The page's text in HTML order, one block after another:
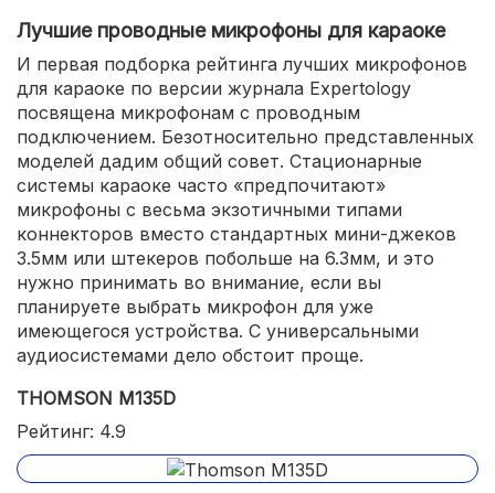
Лучшие проводные микрофоны для караоке
И первая подборка рейтинга лучших микрофонов
для караоке по версии журнала Expertology
посвящена микрофонам с проводным
подключением. Безотносительно представленных
моделей дадим общий совет. Стационарные
системы караоке часто «предпочитают»
микрофоны с весьма экзотичными типами
коннекторов вместо стандартных мини-джеков
3.5мм или штекеров побольше на 6.3мм, и это
нужно принимать во внимание, если вы
планируете выбрать микрофон для уже
имеющегося устройства. С универсальными
аудиосистемами дело обстоит проще.
THOMSON M135D
Рейтинг: 4.9